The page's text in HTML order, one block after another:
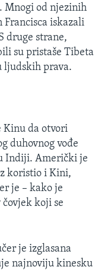
Mnogi od njezinih
Francisca iskazali
druge strane,
su pristaše Tibeta
prava.
Kinu da otvori
duhovnog vođe
Indiji. Američki je
koristio i Kini,
je – kako je
koji se
je izglasana
najnoviju kinesku